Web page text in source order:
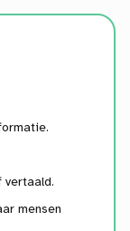
vertaald.
mensen